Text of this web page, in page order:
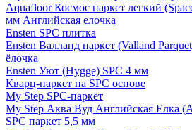
Aquafloor Космос паркет легкий
мм Английская елочка
Ensten SPC плитка
Ensten Валланд паркет (Valland
ёлочка
Ensten Уют (Hygge) SPC 4 мм
Кварц-паркет на SPC основе
My Step SPC-паркет
My Step Аква Вуд Английская Елка
SPC паркет 5,5 мм